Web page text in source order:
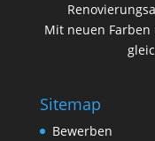
Mit neuen
Sitemap
Bewerben